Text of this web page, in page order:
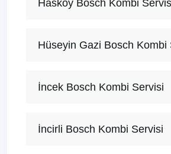
Hasköy Bosch Kombi
Hüseyin Gazi Bosch Kombi
İncek Bosch Kombi Servisi
İncirli Bosch Kombi Servisi